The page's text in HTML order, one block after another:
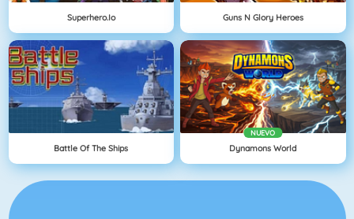
Superhero.io Guns N Glory Heroes
Battle Of The Ships
NUEVO
Dynamons World